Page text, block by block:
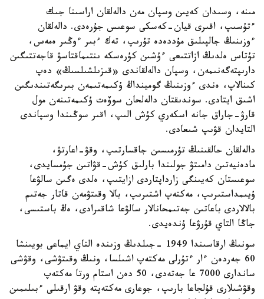
مىنە، وسىدان كەيىن وسپان مەن دالەلقان اراسىنا جىك
ءتۇسىپ، اقىرى قيان-كەسكى سوعىس جۇرەدى. دالەلقان
ءوزىنىڭ جالپىلىق مۇددەدە تۇرىپ، تەك ءبىر ءوڭىر ەمەس،
تۇتاس ەلدىڭ ازاتتىعى ءۇشىن كۇرەسكە ىنتىماقتاسۋ قاجەتتىگىن
دارىپتەگەنىمەن، وسپان دالەلقاندى «قىزىلشىلسىڭ» دەپ
كىنالاپ، ەندى ءوزىنىڭ گومينداڭ ۇكىمەتىمەن بىرىگەتىندىگىن
اشىق ايتادى. سوندىقتان دالەلحان سوۆەت ۇكىمەتىنەن مول
قارۋ-جاراق جانە اسكەري كۇش الىپ، اقىر سوڭىندا وسپاندى
التايدان قۋىپ شىعادى.
دالەلقان حالقىنىڭ تۇرمىسىن جاقسارتىپ، وقۋ-اعارتۋ،
مادەنيەتىن دامىتۋ جولىندا بارلىق كۇش-قۋاتىن جۇمسايدى،
سوعىستان كەيىنگى زارداپتاردى ازايتىپ، ەلدى ەگىن سالۋعا
ۇيىمداستىرىپ، مەكتەپ اشتىرىپ، بالا وقىتۋمەن قاتار جەتىم
بالالاردى باعاتىن جەتىمحانالار سالۋعا شاقىرادى، ەڭ باستىسى،
جاڭا التاي قۇرۋعا ۇندەيدى.
سونىڭ ارقاسىندا 1949 -جىلدىڭ وزىندە التاي ايماعى بويىنشا
60 جەردەن ءار ءتۇرلى مەكتەپ اشىلسا، ونىڭ وقىتۋشى، وقۋشى
ساندارى 7000 عا جەتەدى، 50 دەن استام ورتا مەكتەپ
وقۋشىلارى قۇلجاعا بارىپ، جوعارى مەكتەپتە وقۋ ارقىلى ءبىلىمىن